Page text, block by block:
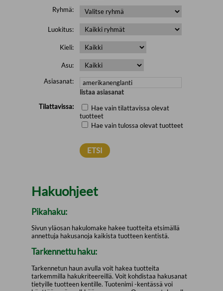
Ryhmä:
Luokitus:
Kieli:
Asu:
Asiasanat:
listaa asiasanat
Tilattavissa:
Hae vain tilattavissa olevat
tuotteet
Hae vain tulossa olevat tuotteet
Hakuohjeet
Pikahaku:
Sivun yläosan hakulomake hakee tuotteita etsimällä
annettuja hakusanoja kaikista tuotteen kentistä.
Tarkennettu haku:
Tarkennetun haun avulla voit hakea tuotteita
tarkemmilla hakukriteereillä. Voit kohdistaa hakusanat
tietyille tuotteen kentille. Tuotenimi -kentässä voi